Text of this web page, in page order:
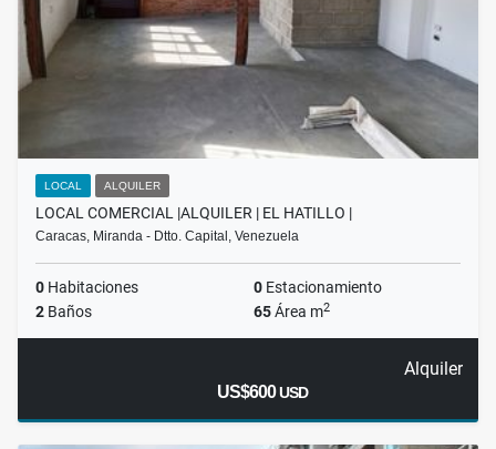
LOCAL ALQUILER
LOCAL COMERCIAL |ALQUILER | EL HATILLO |
Caracas, Miranda - Dtto. Capital, Venezuela
0 Habitaciones 0 Estacionamiento
2 Baños 65Área m2
Alquiler
US$600USD